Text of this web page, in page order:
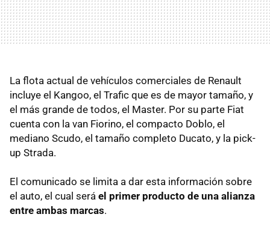
La flota actual de vehículos comerciales de Renault
incluye el Kangoo, el Trafic que es de mayor tamaño, y
el más grande de todos, el Master. Por su parte Fiat
cuenta con la van Fiorino, el compacto Doblo, el
mediano Scudo, el tamaño completo Ducato, y la pick-
up Strada.
El comunicado se limita a dar esta información sobre
el auto, el cual será el primer producto de una alianza
entre ambas marcas.